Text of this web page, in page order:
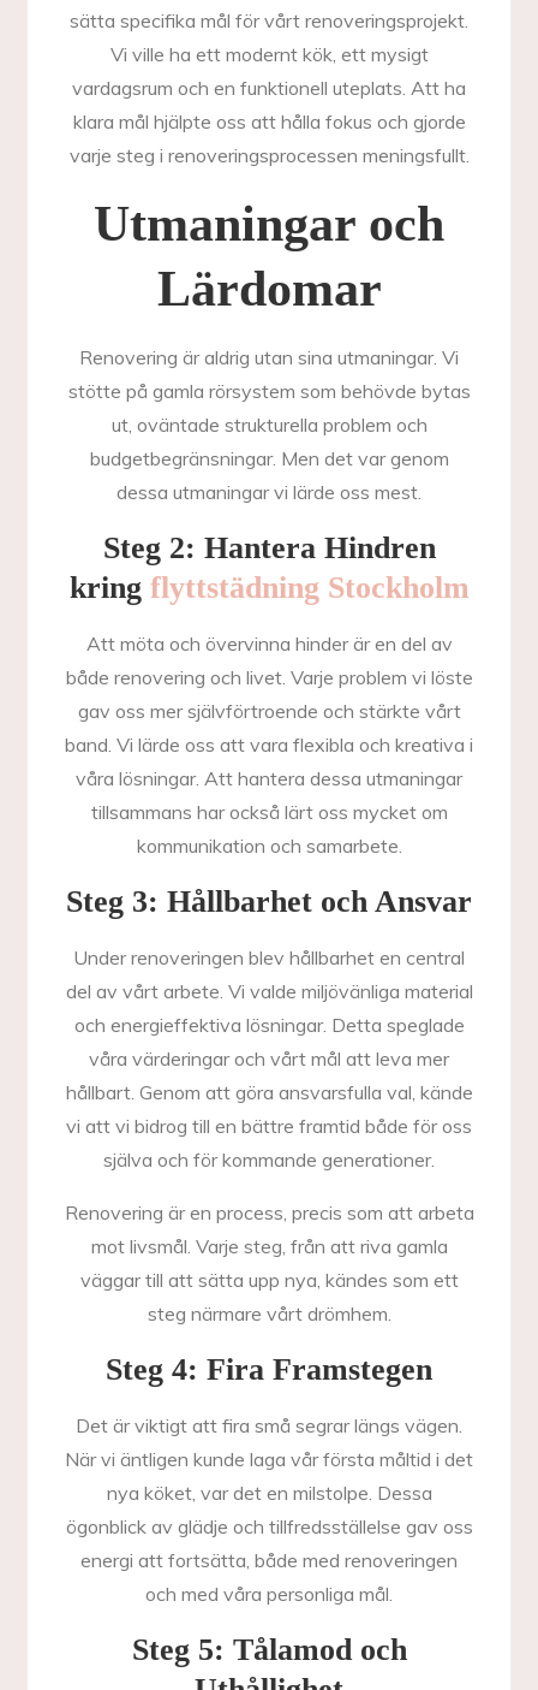
sätta specifika mål för vårt renoveringsprojekt.
Vi ville ha ett modernt kök, ett mysigt
vardagsrum och en funktionell uteplats. Att ha
klara mål hjälpte oss att hålla fokus och gjorde
varje steg i renoveringsprocessen meningsfullt.
Utmaningar och
Lärdomar
Renovering är aldrig utan sina utmaningar. Vi
stötte på gamla rörsystem som behövde bytas
ut, oväntade strukturella problem och
budgetbegränsningar. Men det var genom
dessa utmaningar vi lärde oss mest.
Steg 2: Hantera Hindren
kring flyttstädning Stockholm
Att möta och övervinna hinder är en del av
både renovering och livet. Varje problem vi löste
gav oss mer självförtroende och stärkte vårt
band. Vi lärde oss att vara flexibla och kreativa i
våra lösningar. Att hantera dessa utmaningar
tillsammans har också lärt oss mycket om
kommunikation och samarbete.
Steg 3: Hållbarhet och Ansvar
Under renoveringen blev hållbarhet en central
del av vårt arbete. Vi valde miljövänliga material
och energieffektiva lösningar. Detta speglade
våra värderingar och vårt mål att leva mer
hållbart. Genom att göra ansvarsfulla val, kände
vi att vi bidrog till en bättre framtid både för oss
själva och för kommande generationer.
Renovering är en process, precis som att arbeta
mot livsmål. Varje steg, från att riva gamla
väggar till att sätta upp nya, kändes som ett
steg närmare vårt drömhem.
Steg 4: Fira Framstegen
Det är viktigt att fira små segrar längs vägen.
När vi äntligen kunde laga vår första måltid i det
nya köket, var det en milstolpe. Dessa
ögonblick av glädje och tillfredsställelse gav oss
energi att fortsätta, både med renoveringen
och med våra personliga mål.
Steg 5: Tålamod och